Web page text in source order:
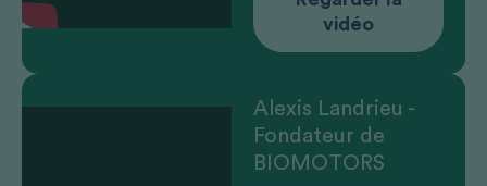
vidéo
Alexis Landrieu -
Fondateur de
BIOMOTORS